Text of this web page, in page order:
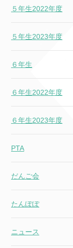
５年生2022年度
５年生2023年度
６年生
６年生2022年度
６年生2023年度
PTA
だんご会
たんぽぽ
ニュース